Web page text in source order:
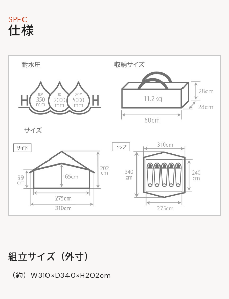
SPEC
仕様
組立サイズ（外寸）
（約）W310×D340×H202cm